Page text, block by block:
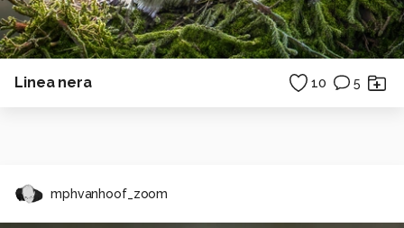
Linea nera 10 5
mphvanhoof_zoom